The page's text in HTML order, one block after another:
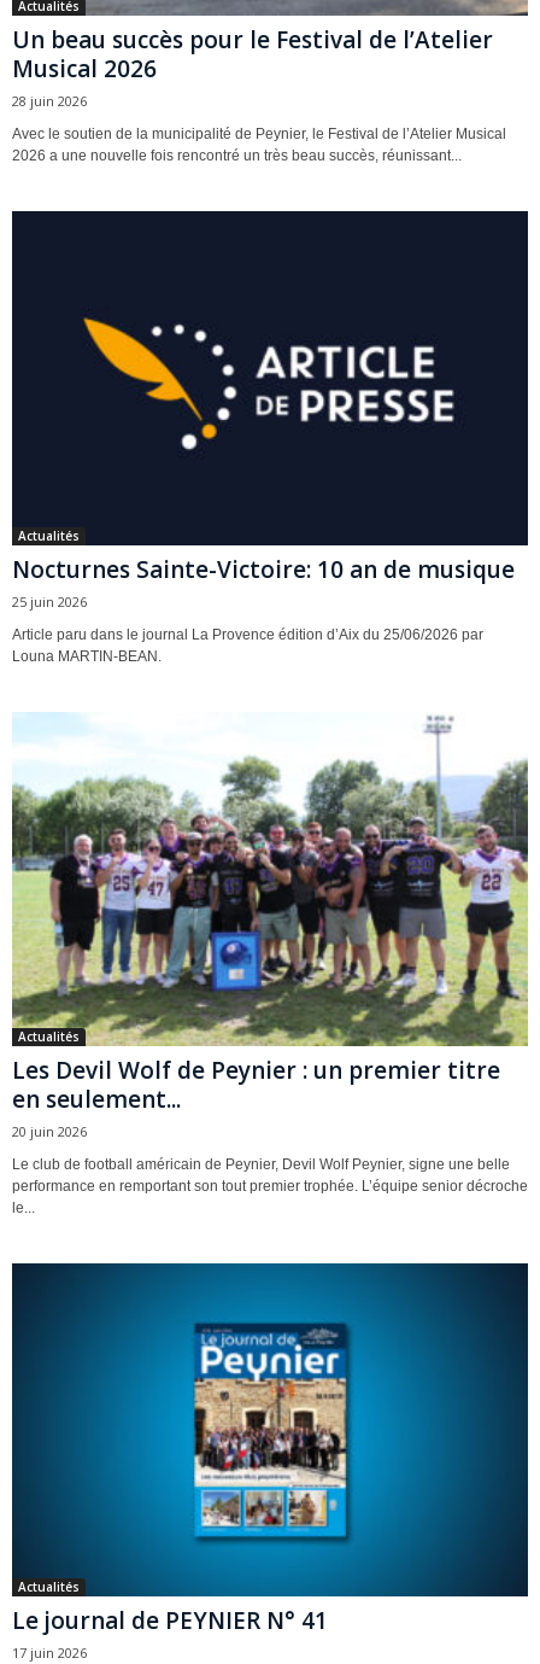
Actualités
Un beau succès pour le Festival de l’Atelier
Musical 2026
28 juin 2026
Avec le soutien de la municipalité de Peynier, le Festival de l’Atelier Musical
2026 a une nouvelle fois rencontré un très beau succès, réunissant...
Actualités
Nocturnes Sainte-Victoire: 10 an de musique
25 juin 2026
Article paru dans le journal La Provence édition d’Aix du 25/06/2026 par
Louna MARTIN-BEAN.
Actualités
Les Devil Wolf de Peynier : un premier titre
en seulement...
20 juin 2026
Le club de football américain de Peynier, Devil Wolf Peynier, signe une belle
performance en remportant son tout premier trophée. L’équipe senior décroche
le...
Actualités
Le journal de PEYNIER N° 41
17 juin 2026